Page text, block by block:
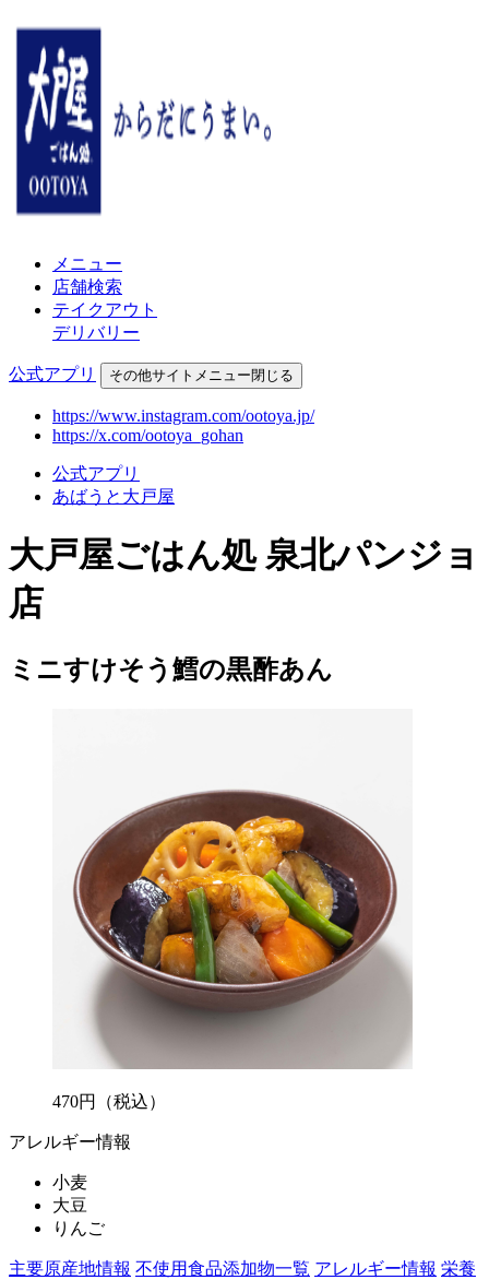
メニュー
店舗検索
テイクアウト
デリバリー
公式アプリ その他サイトメニュー閉じる
https://www.instagram.com/ootoya.jp/
https://x.com/ootoya_gohan
公式アプリ
あばうと大戸屋
大戸屋ごはん処 泉北パンジョ
店
ミニすけそう鱈の黒酢あん
470円 （税込）
アレルギー情報
小麦
大豆
りんご
主要原産地情報 不使用食品添加物一覧 アレルギー情報 栄養